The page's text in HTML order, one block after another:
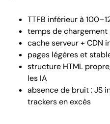
TTFB inférieur à
temps de chargement
cache serveur + CDN
pages légères et
structure HTML
les IA
absence de bruit : JS
trackers en excès